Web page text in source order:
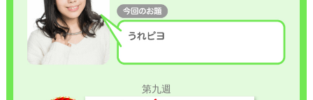
第九週